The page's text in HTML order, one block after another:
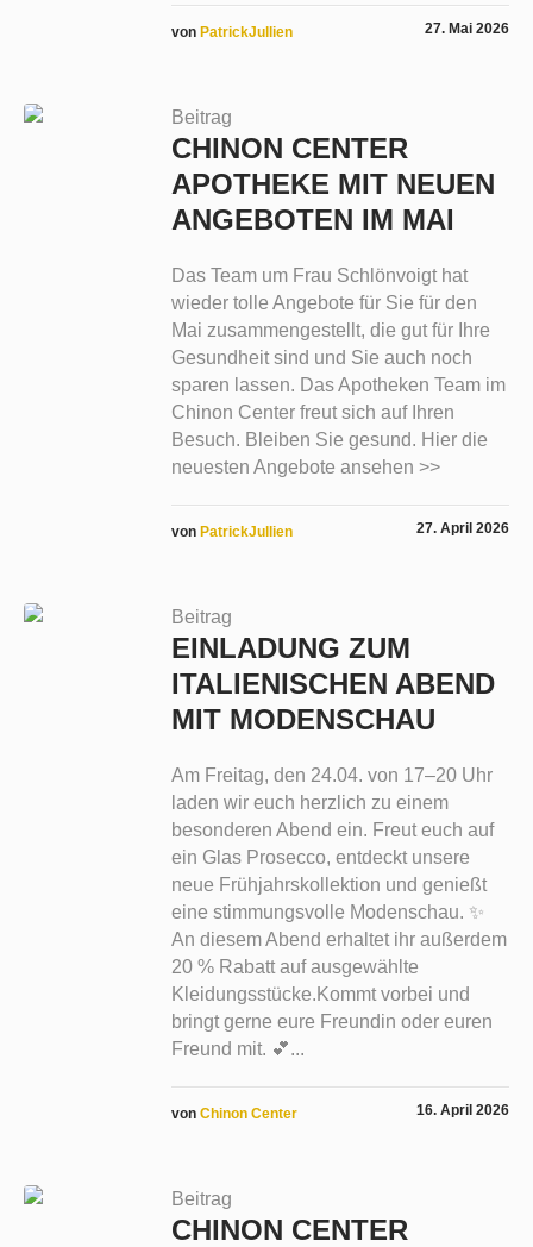
27. Mai 2026
von PatrickJullien
Beitrag
CHINON CENTER
APOTHEKE MIT NEUEN
ANGEBOTEN IM MAI
Das Team um Frau Schlönvoigt hat
wieder tolle Angebote für Sie für den
Mai zusammengestellt, die gut für Ihre
Gesundheit sind und Sie auch noch
sparen lassen. Das Apotheken Team im
Chinon Center freut sich auf Ihren
Besuch. Bleiben Sie gesund. Hier die
neuesten Angebote ansehen >>
27. April 2026
von PatrickJullien
Beitrag
EINLADUNG ZUM
ITALIENISCHEN ABEND
MIT MODENSCHAU
Am Freitag, den 24.04. von 17–20 Uhr
laden wir euch herzlich zu einem
besonderen Abend ein. Freut euch auf
ein Glas Prosecco, entdeckt unsere
neue Frühjahrskollektion und genießt
eine stimmungsvolle Modenschau. ✨
An diesem Abend erhaltet ihr außerdem
20 % Rabatt auf ausgewählte
Kleidungsstücke.Kommt vorbei und
bringt gerne eure Freundin oder euren
Freund mit. 💕...
16. April 2026
von Chinon Center
Beitrag
CHINON CENTER